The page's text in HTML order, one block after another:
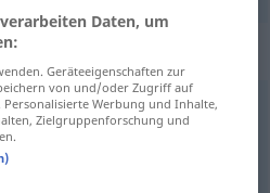
"abjurer"
,désavouer,quitter ,
Daten, um
Geräteeigenschaften zur
von und/oder Zugriff auf
Werbung und Inhalte,
Zielgruppenforschung und